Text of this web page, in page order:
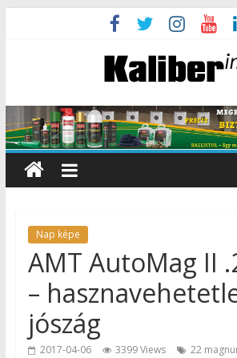
Nap képe
AMT AutoMag II
–
jószág
2017-04-06 3399 Views 22